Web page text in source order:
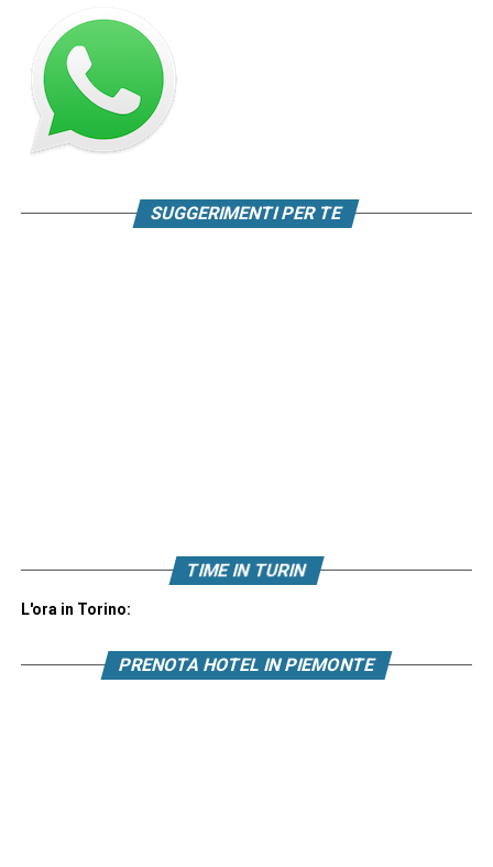
SUGGERIMENTI PER TE
TIME IN TURIN
L'ora in Torino:
PRENOTA HOTEL IN PIEMONTE